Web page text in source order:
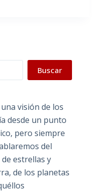
Buscar
visión de los
desde un punto
pero siempre
del
estrellas y
de los planetas